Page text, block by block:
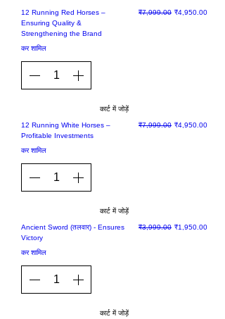
Sale
12 Running Red Horses –
Ensuring Quality &
Strengthening the Brand
नियमित मूल्य
₹7,999.00 बिक्री मूल्य
₹4,950.00
कर शामिल
कार्ट में जोड़ें
Sale
12 Running White Horses –
Profitable Investments
नियमित मूल्य
₹7,999.00 बिक्री मूल्य
₹4,950.00
कर शामिल
कार्ट में जोड़ें
Sale
Ancient Sword (तलवार) - Ensures
Victory
नियमित मूल्य
₹3,999.00 बिक्री मूल्य
₹1,950.00
कर शामिल
कार्ट में जोड़ें